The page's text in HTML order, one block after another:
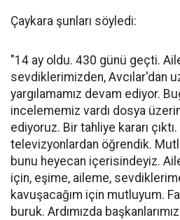
Çaykara şunları söyledi:
"14 ay oldu. 430 günü geçti.
sevdiklerimizden, Avcılar'dan
yargılamamız devam ediyor.
incelememiz vardı dosya
ediyoruz. Bir tahliye kararı
televizyonlardan öğrendik.
bunu heyecan içerisindeyiz.
için, eşime, aileme,
kavuşacağım için mutluyum.
buruk. Ardımızda